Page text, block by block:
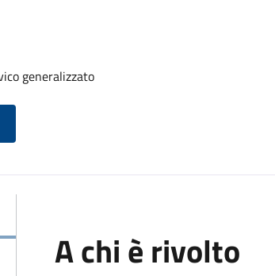
generalizzato
A chi è rivolto